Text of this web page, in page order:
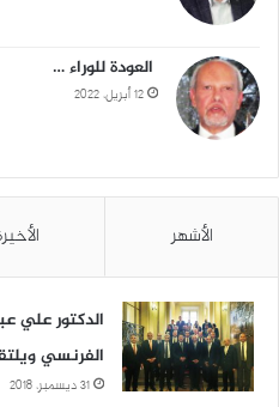
العودة للوراء …
12 أبريل، 2022
الأشهر
الدكتور علي
الفرنسي
31 ديسمبر، 2018